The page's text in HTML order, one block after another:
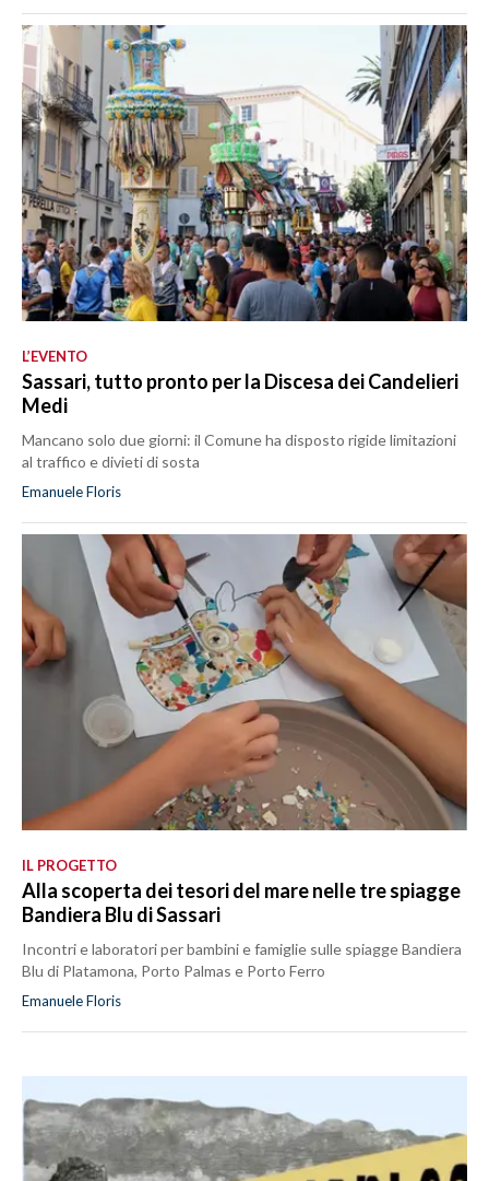
L’EVENTO
Sassari, tutto pronto per la Discesa dei Candelieri
Medi
Mancano solo due giorni: il Comune ha disposto rigide limitazioni
al traffico e divieti di sosta
Emanuele Floris
IL PROGETTO
Alla scoperta dei tesori del mare nelle tre spiagge
Bandiera Blu di Sassari
Incontri e laboratori per bambini e famiglie sulle spiagge Bandiera
Blu di Platamona, Porto Palmas e Porto Ferro
Emanuele Floris